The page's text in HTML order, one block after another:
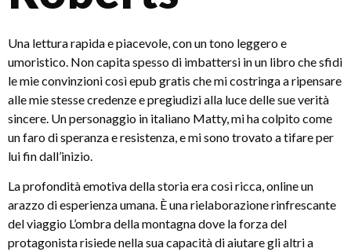
Una lettura rapida e piacevole, con un tono leggero e
umoristico. Non capita spesso di imbattersi in un libro che sfidi
le mie convinzioni così epub gratis che mi costringa a ripensare
alle mie stesse credenze e pregiudizi alla luce delle sue verità
sincere. Un personaggio in italiano Matty, mi ha colpito come
un faro di speranza e resistenza, e mi sono trovato a tifare per
lui fin dall’inizio.
La profondità emotiva della storia era così ricca, online un
arazzo di esperienza umana. È una rielaborazione rinfrescante
del viaggio L’ombra della montagna dove la forza del
protagonista risiede nella sua capacità di aiutare gli altri a